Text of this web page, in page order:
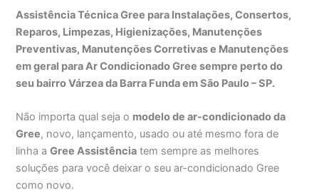
Assistência Técnica Gree para Instalações, Consertos,
Reparos, Limpezas, Higienizações, Manutenções
Preventivas, Manutenções Corretivas e Manutenções
em geral para Ar Condicionado Gree sempre perto do
seu bairro Várzea da Barra Funda em São Paulo – SP.
Não importa qual seja o modelo de ar-condicionado da
Gree, novo, lançamento, usado ou até mesmo fora de
linha aGree Assistência tem sempre as melhores
soluções para você deixar o seu ar-condicionado Gree
como novo.